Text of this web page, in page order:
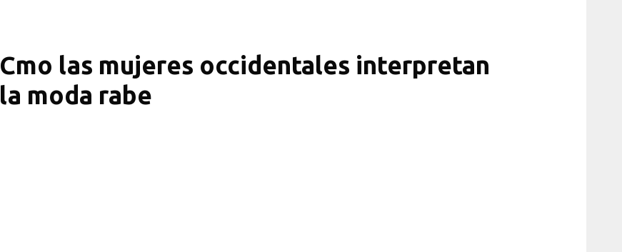
Cmo las mujeres occidentales interpretan
la moda rabe